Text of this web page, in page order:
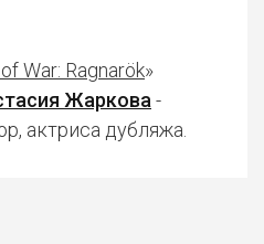
War: Ragnarök»
Жаркова -
актриса дубляжа.